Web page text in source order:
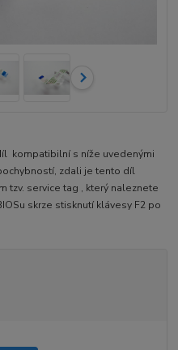
kompatibilní s níže uvedenými
zdali je tento díl
tzv. service tag , který naleznete
skrze stisknutí klávesy F2 po